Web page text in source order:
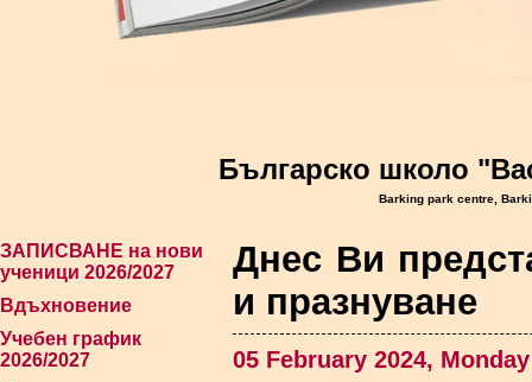
Българско школо
Barking park centre,
ЗАПИСВАНЕ на нови
ученици 2026/2027
Вдъхновение
Учебен график
2026/2027
Днес Ви
и празнуване
05 February 2024, Monday